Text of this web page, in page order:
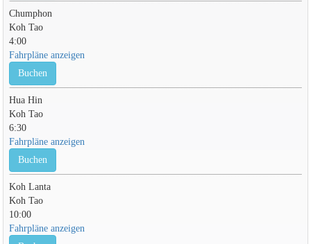
Chumphon
Koh Tao
4:00
Fahrpläne anzeigen
Buchen
Hua Hin
Koh Tao
6:30
Fahrpläne anzeigen
Buchen
Koh Lanta
Koh Tao
10:00
Fahrpläne anzeigen